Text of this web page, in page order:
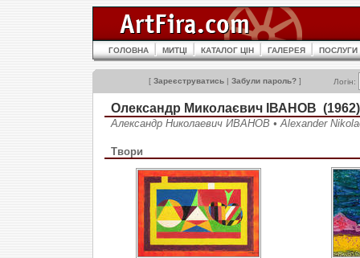
ГОЛОВНА МИТЦІ КАТАЛОГ ЦІН ГАЛЕРЕЯ ПОСЛУГИ
[ Зареєструватись | Забули пароль? ] Логін:
Олександр Миколаєвич ІВАНОВ (1962)
Александр Николаевич ИВАНОВ • Alexander
Твори